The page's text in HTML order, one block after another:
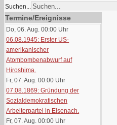
Suchen...
Termine/Ereignisse
Do, 06. Aug. 00:00 Uhr
06.08.1945: Erster US-
amerikanischer
Atombombenabwurf auf
Hiroshima.
Fr, 07. Aug. 00:00 Uhr
07.08.1869: Gründung der
Sozialdemokratischen
Arbeiterpartei in Eisenach.
Fr, 07. Aug. 00:00 Uhr